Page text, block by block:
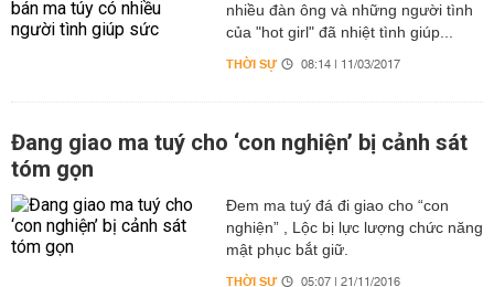
nhiều đàn ông và những người tình
của "hot girl" đã nhiệt tình giúp...
THỜI SỰ 08:14 | 11/03/2017
Đang giao ma tuý cho ‘con nghiện’ bị cảnh sát
tóm gọn
Đem ma tuý đá đi giao cho “con
nghiện” , Lộc bị lực lượng chức năng
mật phục bắt giữ.
THỜI SỰ 05:07 | 21/11/2016